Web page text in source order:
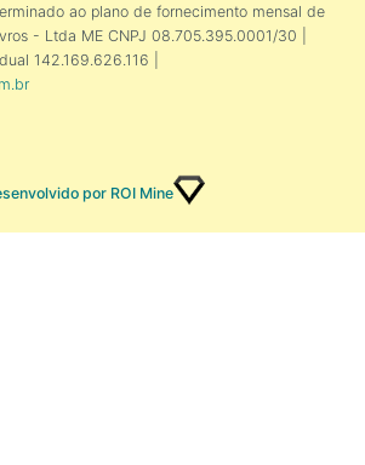
ao plano de fornecimento mensal de
- Ltda ME CNPJ 08.705.395.0001/30 |
142.169.626.116 |
por ROI Mine